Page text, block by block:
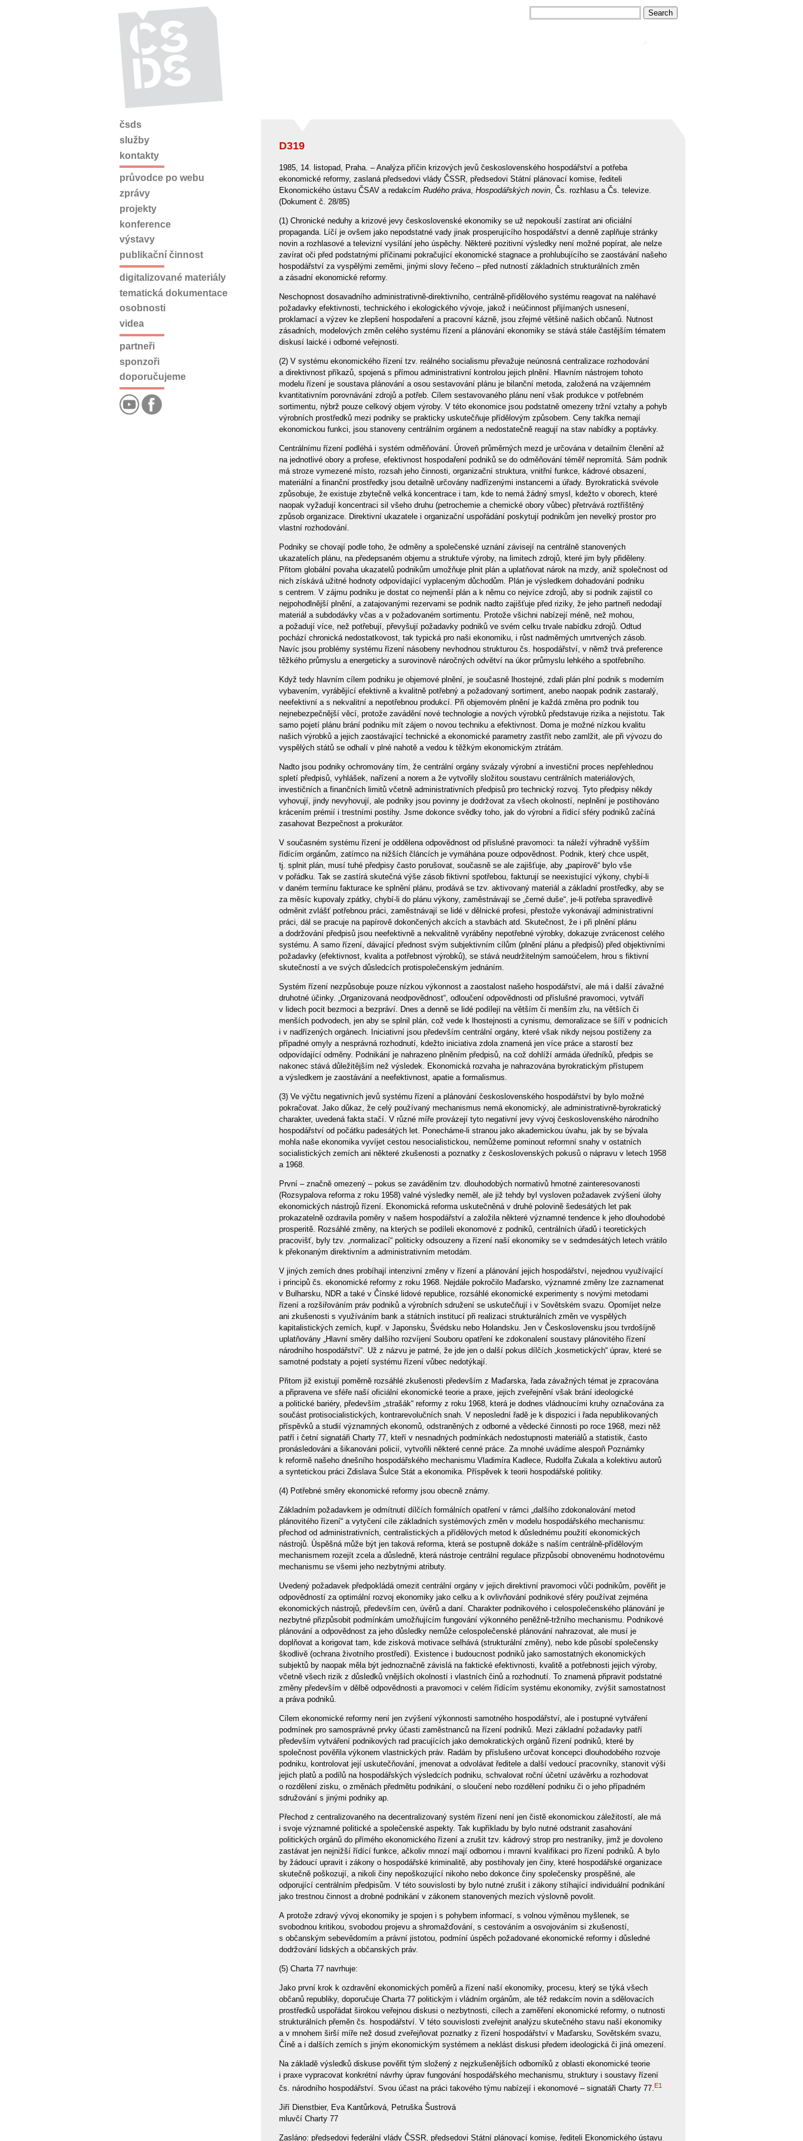
D319
1985, 14. listopad, Praha. – Analýza příčin krizových jevů československého hospodářství a potřeba
ekonomické reformy, zaslaná předsedovi vlády ČSSR, předsedovi Státní plánovací komise, řediteli
Ekonomického ústavu ČSAV a redakcím Rudého práva, Hospodářských novin, Čs. rozhlasu a Čs. televize.
(Dokument č. 28/85)
(1) Chronické neduhy a krizové jevy československé ekonomiky se už nepokouší zastírat ani oficiální
propaganda. Líčí je ovšem jako nepodstatné vady jinak prosperujícího hospodářství a denně zaplňuje stránky
novin a rozhlasové a televizní vysílání jeho úspěchy. Některé pozitivní výsledky není možné popírat, ale nelze
zavírat oči před podstatnými příčinami pokračující ekonomické stagnace a prohlubujícího se zaostávání našeho
hospodářství za vyspělými zeměmi, jinými slovy řečeno – před nutností základních strukturálních změn
a zásadní ekonomické reformy.
Neschopnost dosavadního administrativně-direktivního, centrálně-přídělového systému reagovat na naléhavé
požadavky efektivnosti, technického i ekologického vývoje, jakož i neúčinnost přijímaných usnesení,
proklamací a výzev ke zlepšení hospodaření a pracovní kázně, jsou zřejmé většině našich občanů. Nutnost
zásadních, modelových změn celého systému řízení a plánování ekonomiky se stává stále častějším tématem
diskusí laické i odborné veřejnosti.
(2) V systému ekonomického řízení tzv. reálného socialismu převažuje neúnosná centralizace rozhodování
a direktivnost příkazů, spojená s přímou administrativní kontrolou jejich plnění. Hlavním nástrojem tohoto
modelu řízení je soustava plánování a osou sestavování plánu je bilanční metoda, založená na vzájemném
kvantitativním porovnávání zdrojů a potřeb. Cílem sestavovaného plánu není však produkce v potřebném
sortimentu, nýbrž pouze celkový objem výroby. V této ekonomice jsou podstatně omezeny tržní vztahy a pohyb
výrobních prostředků mezi podniky se prakticky uskutečňuje přídělovým způsobem. Ceny takřka nemají
ekonomickou funkci, jsou stanoveny centrálním orgánem a nedostatečně reagují na stav nabídky a poptávky.
Centrálnímu řízení podléhá i systém odměňování. Úroveň průměrných mezd je určována v detailním členění až
na jednotlivé obory a profese, efektivnost hospodaření podniků se do odměňování téměř nepromítá. Sám podnik
má stroze vymezené místo, rozsah jeho činnosti, organizační struktura, vnitřní funkce, kádrové obsazení,
materiální a finanční prostředky jsou detailně určovány nadřízenými instancemi a úřady. Byrokratická svévole
způsobuje, že existuje zbytečně velká koncentrace i tam, kde to nemá žádný smysl, kdežto v oborech, které
naopak vyžadují koncentraci sil všeho druhu (petrochemie a chemické obory vůbec) přetrvává roztříštěný
způsob organizace. Direktivní ukazatele i organizační uspořádání poskytují podnikům jen nevelký prostor pro
vlastní rozhodování.
Podniky se chovají podle toho, že odměny a společenské uznání závisejí na centrálně stanovených
ukazatelích plánu, na předepsaném objemu a struktuře výroby, na limitech zdrojů, které jim byly přiděleny.
Přitom globální povaha ukazatelů podnikům umožňuje plnit plán a uplatňovat nárok na mzdy, aniž společnost od
nich získává užitné hodnoty odpovídající vyplaceným důchodům. Plán je výsledkem dohadování podniku
s centrem. V zájmu podniku je dostat co nejmenší plán a k němu co nejvíce zdrojů, aby si podnik zajistil co
nejpohodlnější plnění, a zatajovanými rezervami se podnik nadto zajišťuje před riziky, že jeho partneři nedodají
materiál a subdodávky včas a v požadovaném sortimentu. Protože všichni nabízejí méně, než mohou,
a požadují více, než potřebují, převyšují požadavky podniků ve svém celku trvale nabídku zdrojů. Odtud
pochází chronická nedostatkovost, tak typická pro naši ekonomiku, i růst nadměrných umrtvených zásob.
Navíc jsou problémy systému řízení násobeny nevhodnou strukturou čs. hospodářství, v němž trvá preference
těžkého průmyslu a energeticky a surovinově náročných odvětví na úkor průmyslu lehkého a spotřebního.
Když tedy hlavním cílem podniku je objemové plnění, je současně lhostejné, zdali plán plní podnik s moderním
vybavením, vyrábějící efektivně a kvalitně potřebný a požadovaný sortiment, anebo naopak podnik zastaralý,
neefektivní a s nekvalitní a nepotřebnou produkcí. Při objemovém plnění je každá změna pro podnik tou
nejnebezpečnější věcí, protože zavádění nové technologie a nových výrobků představuje rizika a nejistotu. Tak
samo pojetí plánu brání podniku mít zájem o novou techniku a efektivnost. Doma je možné nízkou kvalitu
našich výrobků a jejich zaostávající technické a ekonomické parametry zastřít nebo zamlžit, ale při vývozu do
vyspělých států se odhalí v plné nahotě a vedou k těžkým ekonomickým ztrátám.
Nadto jsou podniky ochromovány tím, že centrální orgány svázaly výrobní a investiční proces nepřehlednou
spletí předpisů, vyhlášek, nařízení a norem a že vytvořily složitou soustavu centrálních materiálových,
investičních a finančních limitů včetně administrativních předpisů pro technický rozvoj. Tyto předpisy někdy
vyhovují, jindy nevyhovují, ale podniky jsou povinny je dodržovat za všech okolností, neplnění je postihováno
krácením prémií i trestními postihy. Jsme dokonce svědky toho, jak do výrobní a řídící sféry podniků začíná
zasahovat Bezpečnost a prokurátor.
V současném systému řízení je oddělena odpovědnost od příslušné pravomoci: ta náleží výhradně vyšším
řídícím orgánům, zatímco na nižších článcích je vymáhána pouze odpovědnost. Podnik, který chce uspět,
tj. splnit plán, musí tuhé předpisy často porušovat, současně se ale zajišťuje, aby „papírově“ bylo vše
v pořádku. Tak se zastírá skutečná výše zásob fiktivní spotřebou, fakturují se neexistující výkony, chybí-li
v daném termínu fakturace ke splnění plánu, prodává se tzv. aktivovaný materiál a základní prostředky, aby se
za měsíc kupovaly zpátky, chybí-li do plánu výkony, zaměstnávají se „černé duše“, je-li potřeba spravedlivě
odměnit zvlášť potřebnou práci, zaměstnávají se lidé v dělnické profesi, přestože vykonávají administrativní
práci, dál se pracuje na papírově dokončených akcích a stavbách atd. Skutečnost, že i při plnění plánu
a dodržování předpisů jsou neefektivně a nekvalitně vyráběny nepotřebné výrobky, dokazuje zvrácenost celého
systému. A samo řízení, dávající přednost svým subjektivním cílům (plnění plánu a předpisů) před objektivními
požadavky (efektivnost, kvalita a potřebnost výrobků), se stává neudržitelným samoúčelem, hrou s fiktivní
skutečností a ve svých důsledcích protispolečenským jednáním.
Systém řízení nezpůsobuje pouze nízkou výkonnost a zaostalost našeho hospodářství, ale má i další závažné
druhotné účinky. „Organizovaná neodpovědnost“, odloučení odpovědnosti od příslušné pravomoci, vytváří
v lidech pocit bezmoci a bezpráví. Dnes a denně se lidé podílejí na větším či menším zlu, na větších či
menších podvodech, jen aby se splnil plán, což vede k lhostejnosti a cynismu, demoralizace se šíří v podnicích
i v nadřízených orgánech. Iniciativní jsou především centrální orgány, které však nikdy nejsou postiženy za
případné omyly a nesprávná rozhodnutí, kdežto iniciativa zdola znamená jen více práce a starostí bez
odpovídající odměny. Podnikání je nahrazeno plněním předpisů, na což dohlíží armáda úředníků, předpis se
nakonec stává důležitějším než výsledek. Ekonomická rozvaha je nahrazována byrokratickým přístupem
a výsledkem je zaostávání a neefektivnost, apatie a formalismus.
(3) Ve výčtu negativních jevů systému řízení a plánování československého hospodářství by bylo možné
pokračovat. Jako důkaz, že celý používaný mechanismus nemá ekonomický, ale administrativně-byrokratický
charakter, uvedená fakta stačí. V různé míře provázejí tyto negativní jevy vývoj československého národního
hospodářství od počátku padesátých let. Ponecháme-li stranou jako akademickou úvahu, jak by se bývala
mohla naše ekonomika vyvíjet cestou nesocialistickou, nemůžeme pominout reformní snahy v ostatních
socialistických zemích ani některé zkušenosti a poznatky z československých pokusů o nápravu v letech 1958
a 1968.
První – značně omezený – pokus se zaváděním tzv. dlouhodobých normativů hmotné zainteresovanosti
(Rozsypalova reforma z roku 1958) valné výsledky neměl, ale již tehdy byl vysloven požadavek zvýšení úlohy
ekonomických nástrojů řízení. Ekonomická reforma uskutečněná v druhé polovině šedesátých let pak
prokazatelně ozdravila poměry v našem hospodářství a založila některé významné tendence k jeho dlouhodobé
prosperitě. Rozsáhlé změny, na kterých se podíleli ekonomové z podniků, centrálních úřadů i teoretických
pracovišť, byly tzv. „normalizací“ politicky odsouzeny a řízení naší ekonomiky se v sedmdesátých letech vrátilo
k překonaným direktivním a administrativním metodám.
V jiných zemích dnes probíhají intenzivní změny v řízení a plánování jejich hospodářství, nejednou využívající
i principů čs. ekonomické reformy z roku 1968. Nejdále pokročilo Maďarsko, významné změny lze zaznamenat
v Bulharsku, NDR a také v Čínské lidové republice, rozsáhlé ekonomické experimenty s novými metodami
řízení a rozšiřováním práv podniků a výrobních sdružení se uskutečňují i v Sovětském svazu. Opomíjet nelze
ani zkušenosti s využíváním bank a státních institucí při realizaci strukturálních změn ve vyspělých
kapitalistických zemích, kupř. v Japonsku, Švédsku nebo Holandsku. Jen v Československu jsou tvrdošíjně
uplatňovány „Hlavní směry dalšího rozvíjení Souboru opatření ke zdokonalení soustavy plánovitého řízení
národního hospodářství“. Už z názvu je patrné, že jde jen o další pokus dílčích „kosmetických“ úprav, které se
samotné podstaty a pojetí systému řízení vůbec nedotýkají.
Přitom již existují poměrně rozsáhlé zkušenosti především z Maďarska, řada závažných témat je zpracována
a připravena ve sféře naší oficiální ekonomické teorie a praxe, jejich zveřejnění však brání ideologické
a politické bariéry, především „strašák“ reformy z roku 1968, která je dodnes vládnoucími kruhy označována za
součást protisocialistických, kontrarevolučních snah. V neposlední řadě je k dispozici i řada nepublikovaných
příspěvků a studií významných ekonomů, odstraněných z odborné a vědecké činnosti po roce 1968, mezi něž
patří i četní signatáři Charty 77, kteří v nesnadných podmínkách nedostupnosti materiálů a statistik, často
pronásledováni a šikanováni policií, vytvořili některé cenné práce. Za mnohé uvádíme alespoň Poznámky
k reformě našeho dnešního hospodářského mechanismu Vladimíra Kadlece, Rudolfa Zukala a kolektivu autorů
a syntetickou práci Zdislava Šulce Stát a ekonomika. Příspěvek k teorii hospodářské politiky.
(4) Potřebné směry ekonomické reformy jsou obecně známy.
Základním požadavkem je odmítnutí dílčích formálních opatření v rámci „dalšího zdokonalování metod
plánovitého řízení“ a vytyčení cíle základních systémových změn v modelu hospodářského mechanismu:
přechod od administrativních, centralistických a přídělových metod k důslednému použití ekonomických
nástrojů. Úspěšná může být jen taková reforma, která se postupně dokáže s naším centrálně-přídělovým
mechanismem rozejít zcela a důsledně, která nástroje centrální regulace přizpůsobí obnovenému hodnotovému
mechanismu se všemi jeho nezbytnými atributy.
Uvedený požadavek předpokládá omezit centrální orgány v jejich direktivní pravomoci vůči podnikům, pověřit je
odpovědností za optimální rozvoj ekonomiky jako celku a k ovlivňování podnikové sféry používat zejména
ekonomických nástrojů, především cen, úvěrů a daní. Charakter podnikového i celospolečenského plánování je
nezbytné přizpůsobit podmínkám umožňujícím fungování výkonného peněžně-tržního mechanismu. Podnikové
plánování a odpovědnost za jeho důsledky nemůže celospolečenské plánování nahrazovat, ale musí je
doplňovat a korigovat tam, kde zisková motivace selhává (strukturální změny), nebo kde působí společensky
škodlivě (ochrana životního prostředí). Existence i budoucnost podniků jako samostatných ekonomických
subjektů by naopak měla být jednoznačně závislá na faktické efektivnosti, kvalitě a potřebnosti jejich výroby,
včetně všech rizik z důsledků vnějších okolností i vlastních činů a rozhodnutí. To znamená připravit podstatné
změny především v dělbě odpovědnosti a pravomoci v celém řídícím systému ekonomiky, zvýšit samostatnost
a práva podniků.
Cílem ekonomické reformy není jen zvýšení výkonnosti samotného hospodářství, ale i postupné vytváření
podmínek pro samosprávné prvky účasti zaměstnanců na řízení podniků. Mezi základní požadavky patří
především vytváření podnikových rad pracujících jako demokratických orgánů řízení podniků, které by
společnost pověřila výkonem vlastnických práv. Radám by příslušeno určovat koncepci dlouhodobého rozvoje
podniku, kontrolovat její uskutečňování, jmenovat a odvolávat ředitele a další vedoucí pracovníky, stanovit výši
jejich platů a podílů na hospodářských výsledcích podniku, schvalovat roční účetní uzávěrku a rozhodovat
o rozdělení zisku, o změnách předmětu podnikání, o sloučení nebo rozdělení podniku či o jeho případném
sdružování s jinými podniky ap.
Přechod z centralizovaného na decentralizovaný systém řízení není jen čistě ekonomickou záležitostí, ale má
i svoje významné politické a společenské aspekty. Tak kupříkladu by bylo nutné odstranit zasahování
politických orgánů do přímého ekonomického řízení a zrušit tzv. kádrový strop pro nestraníky, jimž je dovoleno
zastávat jen nejnižší řídící funkce, ačkoliv mnozí mají odbornou i mravní kvalifikaci pro řízení podniků. A bylo
by žádoucí upravit i zákony o hospodářské kriminalitě, aby postihovaly jen činy, které hospodářské organizace
skutečně poškozují, a nikoli činy nepoškozující nikoho nebo dokonce činy společensky prospěšné, ale
odporující centrálním předpisům. V této souvislosti by bylo nutné zrušit i zákony stíhající individuální podnikání
jako trestnou činnost a drobné podnikání v zákonem stanovených mezích výslovně povolit.
A protože zdravý vývoj ekonomiky je spojen i s pohybem informací, s volnou výměnou myšlenek, se
svobodnou kritikou, svobodou projevu a shromažďování, s cestováním a osvojováním si zkušeností,
s občanským sebevědomím a právní jistotou, podmíní úspěch požadované ekonomické reformy i důsledné
dodržování lidských a občanských práv.
(5) Charta 77 navrhuje:
Jako první krok k ozdravění ekonomických poměrů a řízení naší ekonomiky, procesu, který se týká všech
občanů republiky, doporučuje Charta 77 politickým i vládním orgánům, ale též redakcím novin a sdělovacích
prostředků uspořádat širokou veřejnou diskusi o nezbytnosti, cílech a zaměření ekonomické reformy, o nutnosti
strukturálních přeměn čs. hospodářství. V této souvislosti zveřejnit analýzu skutečného stavu naší ekonomiky
a v mnohem širší míře než dosud zveřejňovat poznatky z řízení hospodářství v Maďarsku, Sovětském svazu,
Číně a i dalších zemích s jiným ekonomickým systémem a neklást diskusi předem ideologická či jiná omezení.
Na základě výsledků diskuse pověřit tým složený z nejzkušenějších odborníků z oblasti ekonomické teorie
i praxe vypracovat konkrétní návrhy úprav fungování hospodářského mechanismu, struktury i soustavy řízení
čs. národního hospodářství. Svou účast na práci takového týmu nabízejí i ekonomové – signatáři Charty 77.E1
Jiří Dienstbier, Eva Kantůrková, Petruška Šustrová
mluvčí Charty 77
Zasláno: předsedovi federální vlády ČSSR, předsedovi Státní plánovací komise, řediteli Ekonomického ústavu
čsds
služby
kontakty
průvodce po webu
zprávy
projekty
konference
výstavy
publikační činnost
digitalizované materiály
tematická dokumentace
osobnosti
videa
partneři
sponzoři
doporučujeme